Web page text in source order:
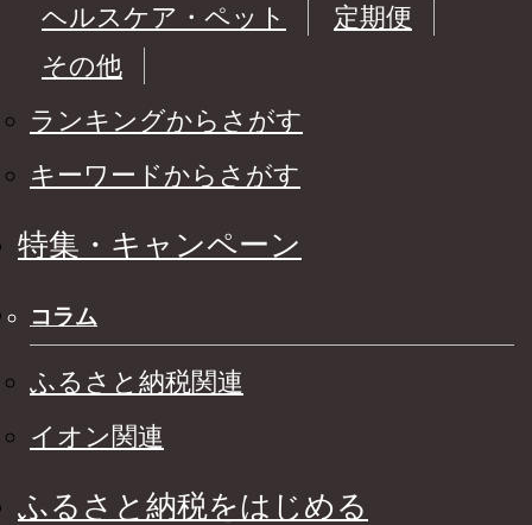
ヘルスケア・ペット
定期便
その他
ランキングからさがす
キーワードからさがす
特集・キャンペーン
コラム
ふるさと納税関連
イオン関連
ふるさと納税をはじめる